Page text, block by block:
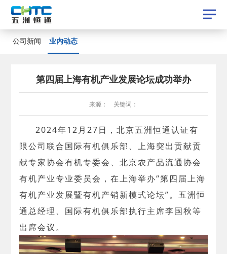
公司新闻 业内动态
第四届上海有机产业发展论坛成功举办
来源： 关键词：
2024年12月27日，北京五洲恒通认证有
限公司联合国际有机俱乐部、上海突出贡献贡
献专家协会有机专委会、北京农产品流通协会
有机产业专业委员会，在上海举办“第四届上海
有机产业发展暨有机产销新模式论坛”。五洲恒
通总经理、国际有机俱乐部执行主席李国秋等
出席会议。